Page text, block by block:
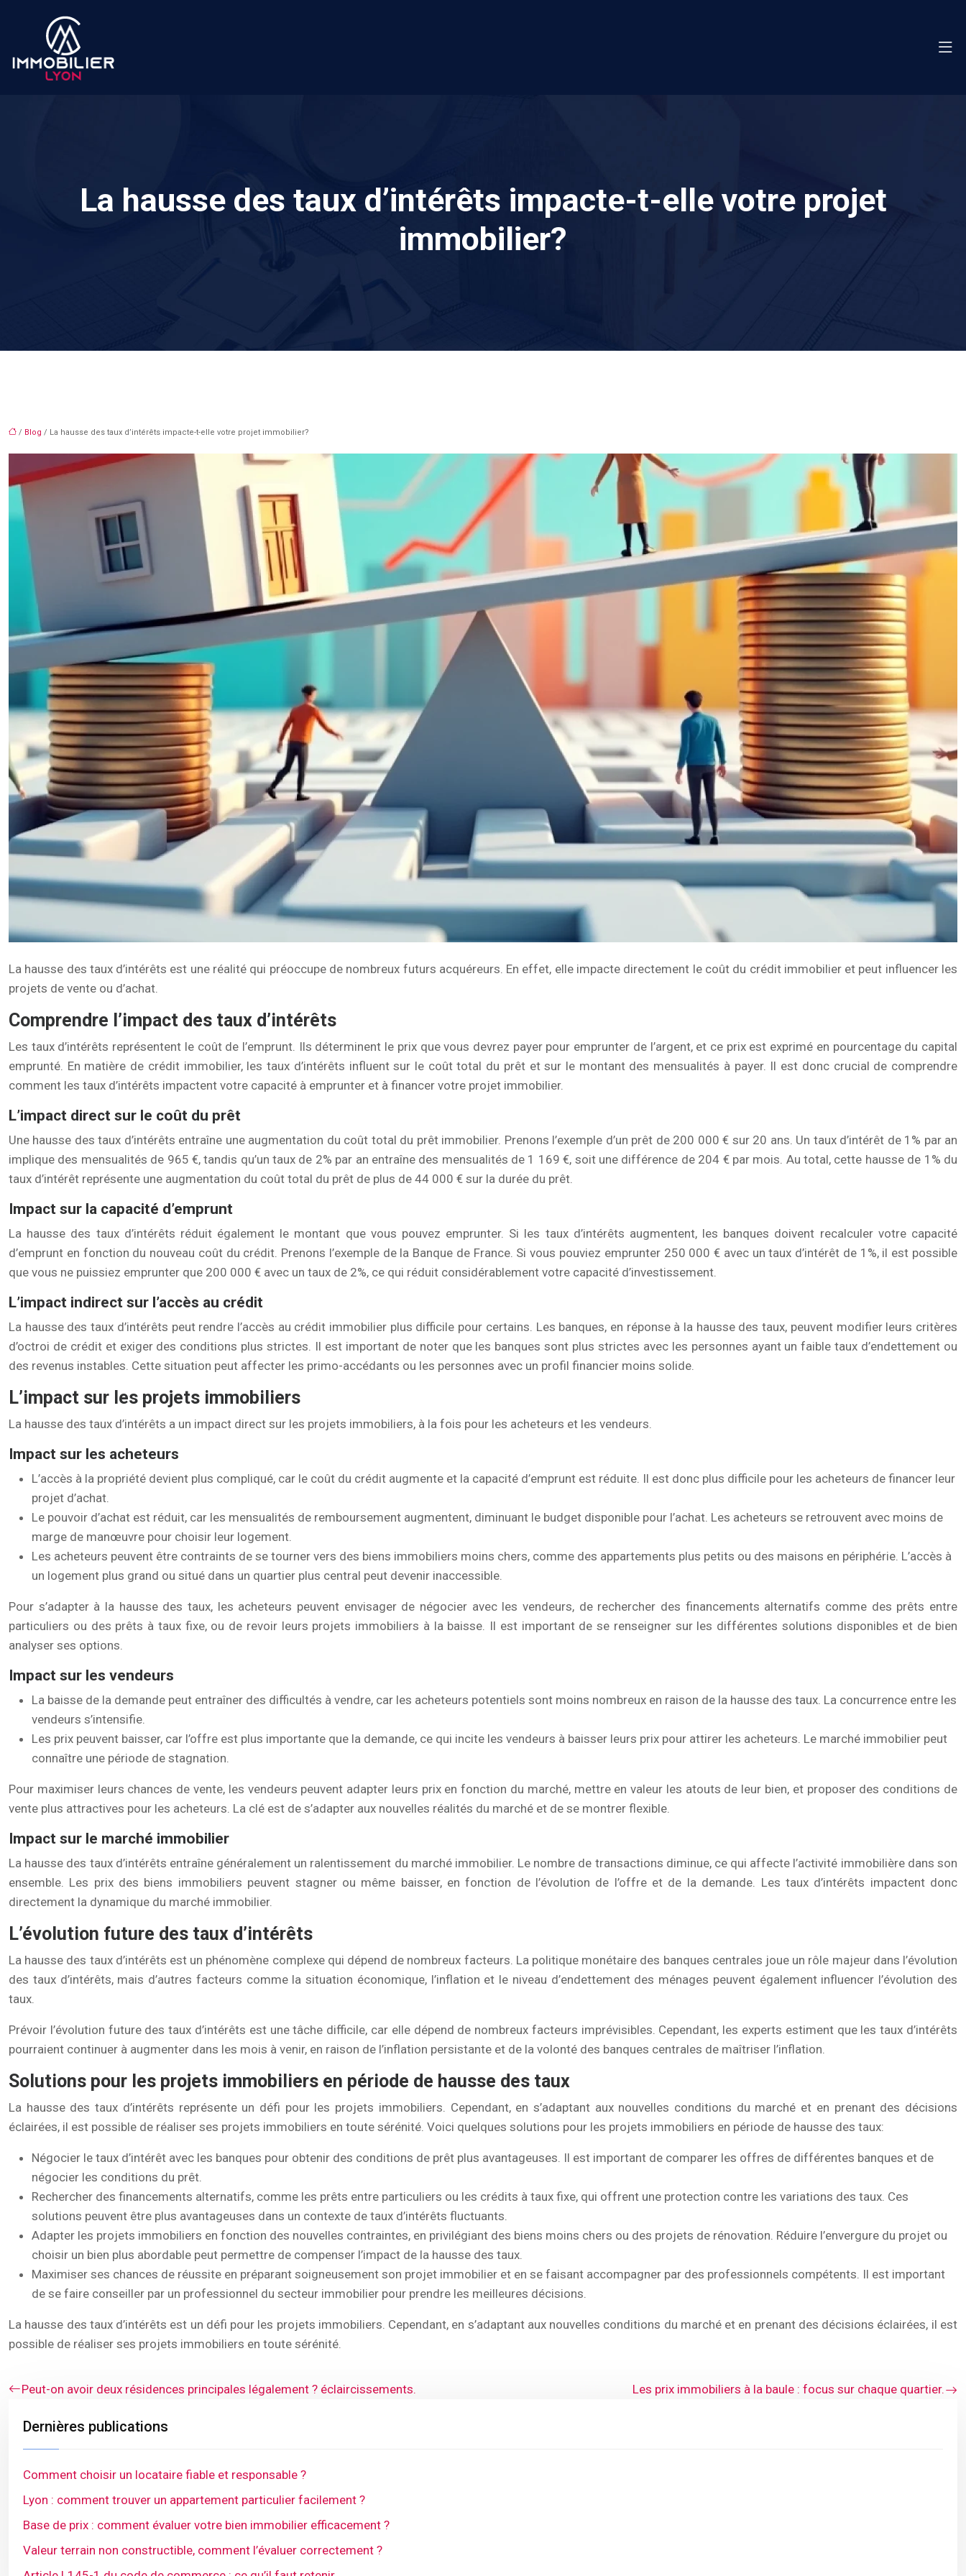
La hausse des taux d’intérêts impacte-t-elle votre projet
immobilier?
/ Blog / La hausse des taux d’intérêts impacte-t-elle votre projet immobilier?
La hausse des taux d’intérêts est une réalité qui préoccupe de nombreux futurs acquéreurs. En effet, elle impacte directement le coût du crédit immobilier et peut influencer les
projets de vente ou d’achat.
Comprendre l’impact des taux d’intérêts
Les taux d’intérêts représentent le coût de l’emprunt. Ils déterminent le prix que vous devrez payer pour emprunter de l’argent, et ce prix est exprimé en pourcentage du capital
emprunté. En matière de crédit immobilier, les taux d’intérêts influent sur le coût total du prêt et sur le montant des mensualités à payer. Il est donc crucial de comprendre
comment les taux d’intérêts impactent votre capacité à emprunter et à financer votre projet immobilier.
L’impact direct sur le coût du prêt
Une hausse des taux d’intérêts entraîne une augmentation du coût total du prêt immobilier. Prenons l’exemple d’un prêt de 200 000 € sur 20 ans. Un taux d’intérêt de 1% par an
implique des mensualités de 965 €, tandis qu’un taux de 2% par an entraîne des mensualités de 1 169 €, soit une différence de 204 € par mois. Au total, cette hausse de 1% du
taux d’intérêt représente une augmentation du coût total du prêt de plus de 44 000 € sur la durée du prêt.
Impact sur la capacité d’emprunt
La hausse des taux d’intérêts réduit également le montant que vous pouvez emprunter. Si les taux d’intérêts augmentent, les banques doivent recalculer votre capacité
d’emprunt en fonction du nouveau coût du crédit. Prenons l’exemple de la Banque de France. Si vous pouviez emprunter 250 000 € avec un taux d’intérêt de 1%, il est possible
que vous ne puissiez emprunter que 200 000 € avec un taux de 2%, ce qui réduit considérablement votre capacité d’investissement.
L’impact indirect sur l’accès au crédit
La hausse des taux d’intérêts peut rendre l’accès au crédit immobilier plus difficile pour certains. Les banques, en réponse à la hausse des taux, peuvent modifier leurs critères
d’octroi de crédit et exiger des conditions plus strictes. Il est important de noter que les banques sont plus strictes avec les personnes ayant un faible taux d’endettement ou
des revenus instables. Cette situation peut affecter les primo-accédants ou les personnes avec un profil financier moins solide.
L’impact sur les projets immobiliers
La hausse des taux d’intérêts a un impact direct sur les projets immobiliers, à la fois pour les acheteurs et les vendeurs.
Impact sur les acheteurs
L’accès à la propriété devient plus compliqué, car le coût du crédit augmente et la capacité d’emprunt est réduite. Il est donc plus difficile pour les acheteurs de financer leur
projet d’achat.
Le pouvoir d’achat est réduit, car les mensualités de remboursement augmentent, diminuant le budget disponible pour l’achat. Les acheteurs se retrouvent avec moins de
marge de manœuvre pour choisir leur logement.
Les acheteurs peuvent être contraints de se tourner vers des biens immobiliers moins chers, comme des appartements plus petits ou des maisons en périphérie. L’accès à
un logement plus grand ou situé dans un quartier plus central peut devenir inaccessible.
Pour s’adapter à la hausse des taux, les acheteurs peuvent envisager de négocier avec les vendeurs, de rechercher des financements alternatifs comme des prêts entre
particuliers ou des prêts à taux fixe, ou de revoir leurs projets immobiliers à la baisse. Il est important de se renseigner sur les différentes solutions disponibles et de bien
analyser ses options.
Impact sur les vendeurs
La baisse de la demande peut entraîner des difficultés à vendre, car les acheteurs potentiels sont moins nombreux en raison de la hausse des taux. La concurrence entre les
vendeurs s’intensifie.
Les prix peuvent baisser, car l’offre est plus importante que la demande, ce qui incite les vendeurs à baisser leurs prix pour attirer les acheteurs. Le marché immobilier peut
connaître une période de stagnation.
Pour maximiser leurs chances de vente, les vendeurs peuvent adapter leurs prix en fonction du marché, mettre en valeur les atouts de leur bien, et proposer des conditions de
vente plus attractives pour les acheteurs. La clé est de s’adapter aux nouvelles réalités du marché et de se montrer flexible.
Impact sur le marché immobilier
La hausse des taux d’intérêts entraîne généralement un ralentissement du marché immobilier. Le nombre de transactions diminue, ce qui affecte l’activité immobilière dans son
ensemble. Les prix des biens immobiliers peuvent stagner ou même baisser, en fonction de l’évolution de l’offre et de la demande. Les taux d’intérêts impactent donc
directement la dynamique du marché immobilier.
L’évolution future des taux d’intérêts
La hausse des taux d’intérêts est un phénomène complexe qui dépend de nombreux facteurs. La politique monétaire des banques centrales joue un rôle majeur dans l’évolution
des taux d’intérêts, mais d’autres facteurs comme la situation économique, l’inflation et le niveau d’endettement des ménages peuvent également influencer l’évolution des
taux.
Prévoir l’évolution future des taux d’intérêts est une tâche difficile, car elle dépend de nombreux facteurs imprévisibles. Cependant, les experts estiment que les taux d’intérêts
pourraient continuer à augmenter dans les mois à venir, en raison de l’inflation persistante et de la volonté des banques centrales de maîtriser l’inflation.
Solutions pour les projets immobiliers en période de hausse des taux
La hausse des taux d’intérêts représente un défi pour les projets immobiliers. Cependant, en s’adaptant aux nouvelles conditions du marché et en prenant des décisions
éclairées, il est possible de réaliser ses projets immobiliers en toute sérénité. Voici quelques solutions pour les projets immobiliers en période de hausse des taux:
Négocier le taux d’intérêt avec les banques pour obtenir des conditions de prêt plus avantageuses. Il est important de comparer les offres de différentes banques et de
négocier les conditions du prêt.
Rechercher des financements alternatifs, comme les prêts entre particuliers ou les crédits à taux fixe, qui offrent une protection contre les variations des taux. Ces
solutions peuvent être plus avantageuses dans un contexte de taux d’intérêts fluctuants.
Adapter les projets immobiliers en fonction des nouvelles contraintes, en privilégiant des biens moins chers ou des projets de rénovation. Réduire l’envergure du projet ou
choisir un bien plus abordable peut permettre de compenser l’impact de la hausse des taux.
Maximiser ses chances de réussite en préparant soigneusement son projet immobilier et en se faisant accompagner par des professionnels compétents. Il est important
de se faire conseiller par un professionnel du secteur immobilier pour prendre les meilleures décisions.
La hausse des taux d’intérêts est un défi pour les projets immobiliers. Cependant, en s’adaptant aux nouvelles conditions du marché et en prenant des décisions éclairées, il est
possible de réaliser ses projets immobiliers en toute sérénité.
Peut-on avoir deux résidences principales légalement ? éclaircissements. Les prix immobiliers à la baule : focus sur chaque quartier.
Dernières publications
Comment choisir un locataire fiable et responsable ?
Lyon : comment trouver un appartement particulier facilement ?
Base de prix : comment évaluer votre bien immobilier efficacement ?
Valeur terrain non constructible, comment l’évaluer correctement ?